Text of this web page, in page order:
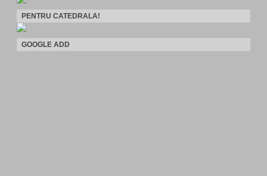
PENTRU CATEDRALA!
GOOGLE ADD